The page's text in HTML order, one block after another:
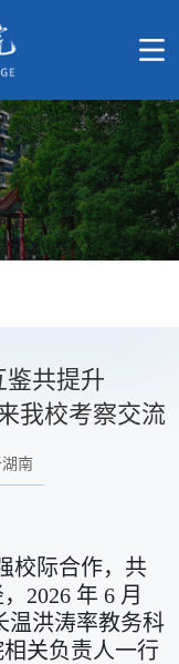
共提升
我校考察交流
南
校际合作，共
2026 年 6 月
温洪涛率教务科
关负责人一行